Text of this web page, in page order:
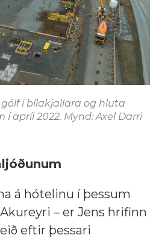
gólf í bílakjallara og hluta
apríl 2022. Mynd: Axel Darri
á hótelinu í þessum
– er Jens hrifinn
eftir þessari